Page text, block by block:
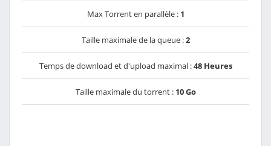
Max Torrent en parallèle : 1
Taille maximale de la queue :2
Temps de download et d'upload maximal :48 Heures
Taille maximale du torrent : 10 Go